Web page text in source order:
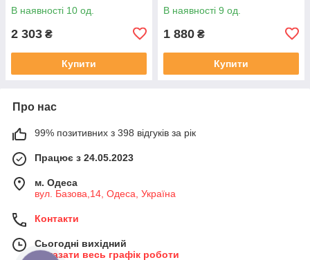
В наявності 10 од.
2 303 ₴
Купити
В наявності 9 од.
1 880 ₴
Купити
Про нас
99% позитивних з 398 відгуків за рік
Працює з 24.05.2023
м. Одеса
вул. Базова,14, Одеса, Україна
Контакти
Сьогодні вихідний
Показати весь графік роботи